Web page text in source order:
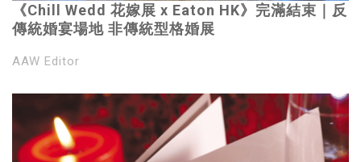
《Chill Wedd 花嫁展 x Eaton HK》完滿結束｜反
傳統婚宴場地 非傳統型格婚展
AAW Editor